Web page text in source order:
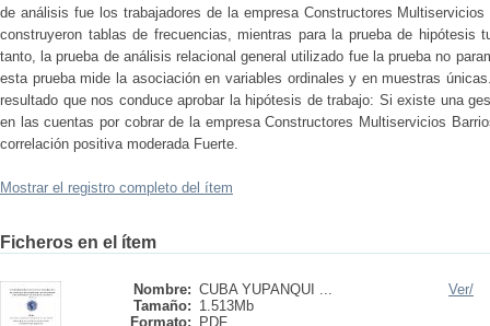
de análisis fue los trabajadores de la empresa Constructores
construyeron tablas de frecuencias, mientras para la prueba de hipótesis
tanto, la prueba de análisis relacional general utilizado fue la prueba no
esta prueba mide la asociación en variables ordinales y en muestras
resultado que nos conduce aprobar la hipótesis de trabajo: Si existe una
en las cuentas por cobrar de la empresa Constructores Multiservicios
correlación positiva moderada Fuerte.
Mostrar el registro completo del ítem
Ficheros en el ítem
Nombre: CUBA YUPANQUI ...
Tamaño: 1.513Mb
Formato:
PDF
Ver/